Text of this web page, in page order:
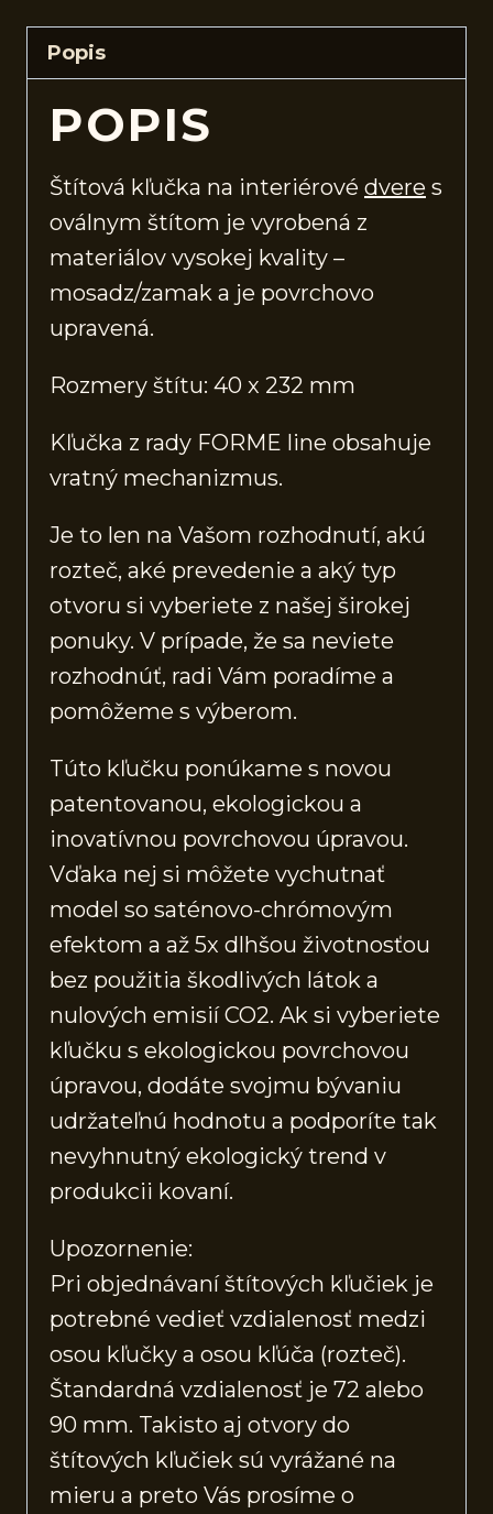
Popis
POPIS
Štítová kľučka na interiérové dvere s
oválnym štítom je vyrobená z
materiálov vysokej kvality –
mosadz/zamak a je povrchovo
upravená.
Rozmery štítu: 40 x 232 mm
Kľučka z rady FORME line obsahuje
vratný mechanizmus.
Je to len na Vašom rozhodnutí, akú
rozteč, aké prevedenie a aký typ
otvoru si vyberiete z našej širokej
ponuky. V prípade, že sa neviete
rozhodnúť, radi Vám poradíme a
pomôžeme s výberom.
Túto kľučku ponúkame s novou
patentovanou, ekologickou a
inovatívnou povrchovou úpravou.
Vďaka nej si môžete vychutnať
model so saténovo-chrómovým
efektom a až 5x dlhšou životnosťou
bez použitia škodlivých látok a
nulových emisií CO2. Ak si vyberiete
kľučku s ekologickou povrchovou
úpravou, dodáte svojmu bývaniu
udržateľnú hodnotu a podporíte tak
nevyhnutný ekologický trend v
produkcii kovaní.
Upozornenie:
Pri objednávaní štítových kľučiek je
potrebné vedieť vzdialenosť medzi
osou kľučky a osou kľúča (rozteč).
Štandardná vzdialenosť je 72 alebo
90 mm. Takisto aj otvory do
štítových kľučiek sú vyrážané na
mieru a preto Vás prosíme o